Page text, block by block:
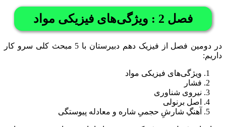
فصل 2 : ویژگی‌های فیزیکی مواد
در دومین فصل از فیزیک دهم دبیرستان با 5 مبحث کلی سرو کار
داریم:
ویژگی‌های فیزیکی مواد
فشار
نیروی شناوری
اصل برنولی
آهنگِ شارشِ حجمیِ شاره و معادله پیوستگی